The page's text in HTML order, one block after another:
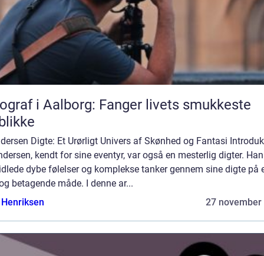
i Aalborg: Fanger livets smukkeste
Digte: Et Urørligt Univers af Skønhed og Fantasi
kendt for sine eventyr, var også en mesterlig digter. Han
dybe følelser og komplekse tanker gennem sine digte på
betagende måde. I denne ar...
27 november